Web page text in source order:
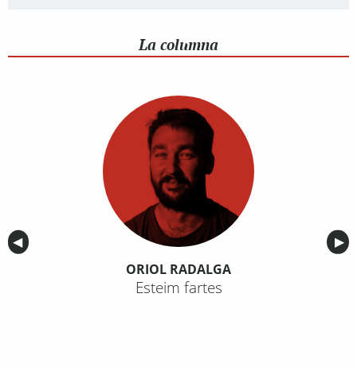
La columna
Anterior
◀︎ ▶︎
ORIOL RADALGA
Esteim fartes